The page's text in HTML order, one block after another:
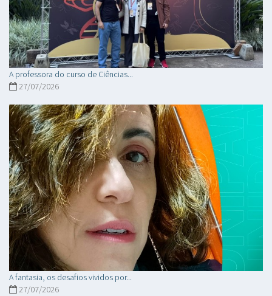
A professora do curso de Ciências...
27/07/2026
A fantasia, os desafios vividos por...
27/07/2026